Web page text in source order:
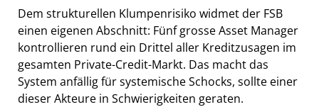
Dem strukturellen Klumpenrisiko widmet der FSB
einen eigenen Abschnitt: Fünf grosse Asset Manager
kontrollieren rund ein Drittel aller Kreditzusagen im
gesamten Private-Credit-Markt. Das macht das
System anfällig für systemische Schocks, sollte einer
dieser Akteure in Schwierigkeiten geraten.